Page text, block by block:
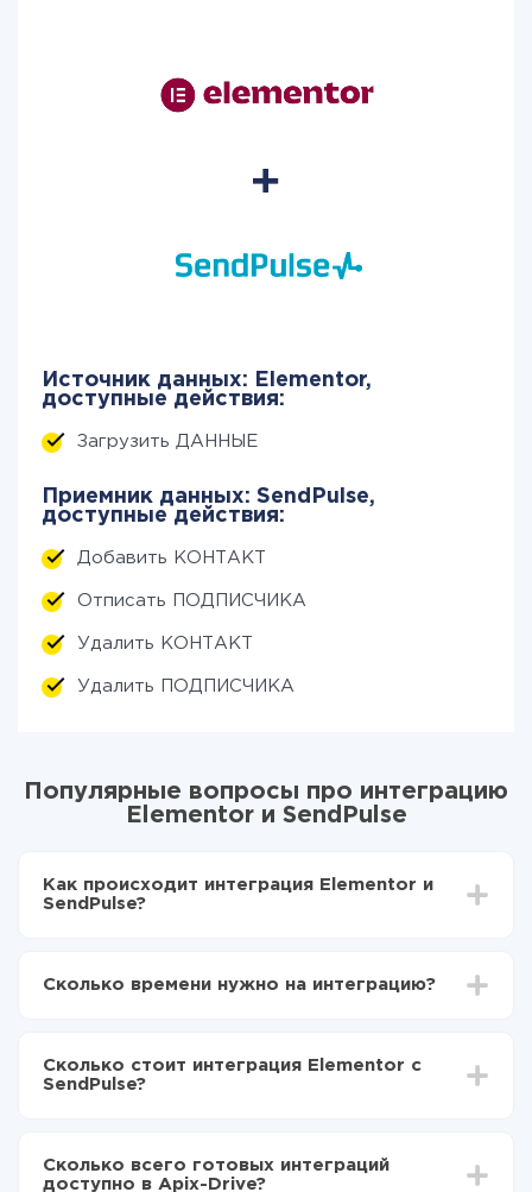
Источник данных: Elementor,
доступные действия:
Загрузить ДАННЫЕ
Приемник данных: SendPulse,
доступные действия:
Добавить КОНТАКТ
Отписать ПОДПИСЧИКА
Удалить КОНТАКТ
Удалить ПОДПИСЧИКА
Популярные вопросы про интеграцию
Elementor и SendPulse
Как происходит интеграция Elementor и
SendPulse?
Выбираете какие данные передавать из
Теперь данные будут автоматически
передаваться из Elementor в SendPulse
Сколько времени нужно на интеграцию?
отличаться и составлять от 5-ти до 30-минут. В
среднем настройка занимает 10-15 минут.
Сколько стоит интеграция Elementor с
SendPulse?
функционал. Вы оплачиваете только количество
Сколько всего готовых интеграций
доступно в Apix-Drive?